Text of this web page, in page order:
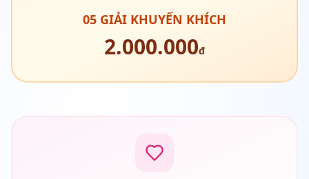
05 GIẢI KHUYẾN KHÍCH
2.000.000đ